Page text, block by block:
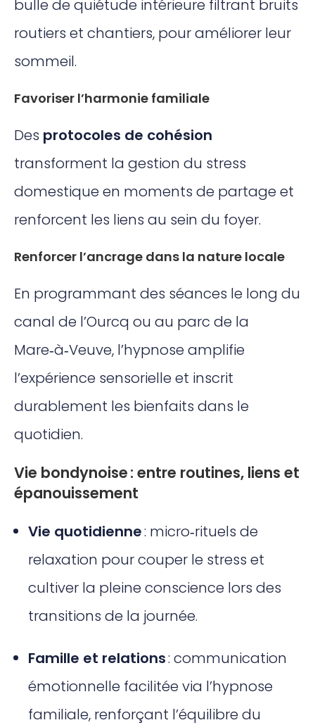
bulle de quiétude intérieure filtrant bruits
routiers et chantiers, pour améliorer leur
sommeil.
Favoriser l’harmonie familiale
Des protocoles de cohésion
transforment la gestion du stress
domestique en moments de partage et
renforcent les liens au sein du foyer.
Renforcer l’ancrage dans la nature locale
En programmant des séances le long du
canal de l’Ourcq ou au parc de la
Mare‑à‑Veuve, l’hypnose amplifie
l’expérience sensorielle et inscrit
durablement les bienfaits dans le
quotidien.
Vie bondynoise : entre routines, liens et
épanouissement
Vie quotidienne: micro‑rituels de
relaxation pour couper le stress et
cultiver la pleine conscience lors des
transitions de la journée.
Famille et relations: communication
émotionnelle facilitée via l’hypnose
familiale, renforçant l’équilibre du